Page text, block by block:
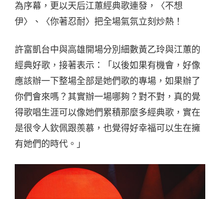
為序幕，更以天后江蕙經典歌連發，〈不想
伊〉、〈你著忍耐〉把全場氣氛立刻炒熱！
許富凱台中與高雄開場分別細數黃乙玲與江蕙的
經典好歌，接著表示：「以後如果有機會，好像
應該辦一下整場全部是她們歌的專場，如果辦了
你們會來嗎？其實辦一場哪夠？對不對，真的覺
得歌唱生涯可以像她們累積那麼多經典歌，實在
是很令人欽佩跟羨慕，也覺得好幸福可以生在擁
有她們的時代。」